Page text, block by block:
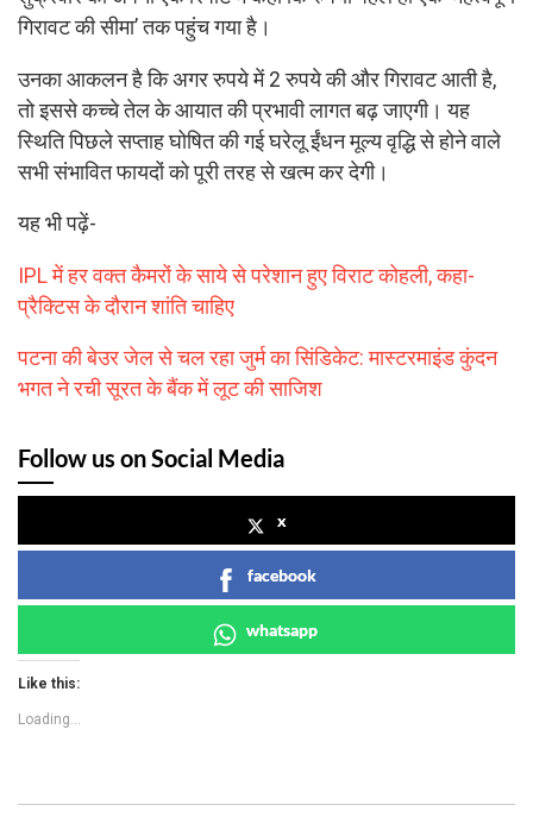
गिरावट की सीमा’ तक पहुंच गया है।
उनका आकलन है कि अगर रुपये में 2 रुपये की और गिरावट आती है,
तो इससे कच्चे तेल के आयात की प्रभावी लागत बढ़ जाएगी। यह
स्थिति पिछले सप्ताह घोषित की गई घरेलू ईंधन मूल्य वृद्धि से होने वाले
सभी संभावित फायदों को पूरी तरह से खत्म कर देगी।
यह भी पढ़ें-
IPL में हर वक्त कैमरों के साये से परेशान हुए विराट कोहली, कहा-
प्रैक्टिस के दौरान शांति चाहिए
पटना की बेउर जेल से चल रहा जुर्म का सिंडिकेट: मास्टरमाइंड कुंदन
भगत ने रची सूरत के बैंक में लूट की साजिश
Follow us on Social Media
x
facebook
whatsapp
Like this:
Loading...